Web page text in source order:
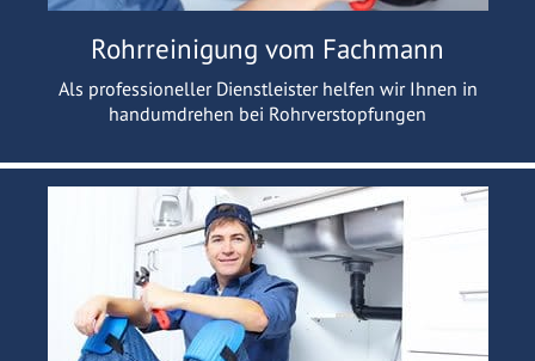
Rohrreinigung vom Fachmann
Als professioneller Dienstleister helfen wir Ihnen in
handumdrehen bei Rohrverstopfungen